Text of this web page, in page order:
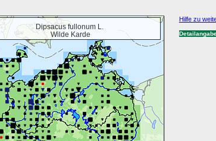
Dipsacus fullonum L.
Wilde Karde
Hilfe zu